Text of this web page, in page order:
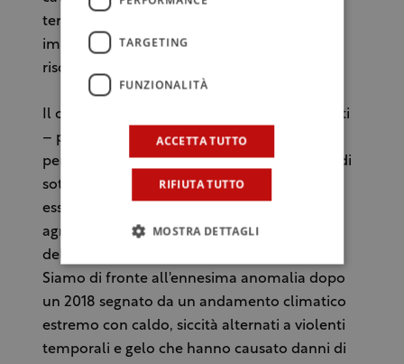
termico improvviso ha inevitabilmente un
impatto anche sull'aumento dei costi di
riscaldamento delle produzioni in serra.
Il conto per l'agricoltura – continua Coldiretti
– potrebbe salire in misura esponenziale
perché con le temperature di molti gradi al di
sotto dello zero per più giorni rischiano di
essere compromesse anche le piante, dagli
agrumi agli ulivi già decimati a causa
dell'ondata di gelo di Burian lo scorso anno.
Siamo di fronte all'ennesima anomalia dopo
un 2018 segnato da un andamento climatico
estremo con caldo, siccità alternati a violenti
temporali e gelo che hanno causato danni di
TARGETING
FUNZIONALITÀ
ACCETTA TUTTO
RIFIUTA TUTTO
MOSTRA DETTAGLI